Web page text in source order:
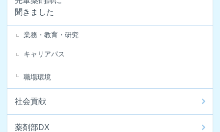
聞きました
業務・教育・研究
キャリアパス
職場環境
社会貢献
薬剤部DX